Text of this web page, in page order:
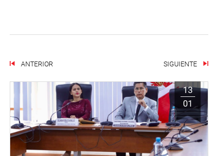
ANTERIOR SIGUIENTE
13
01